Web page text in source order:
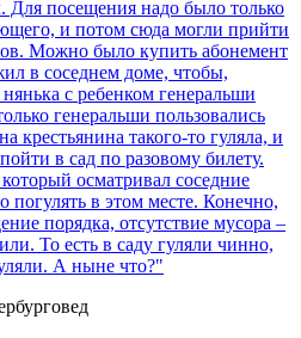
Для посещения надо было только
и потом сюда могли прийти
Можно было купить абонемент
в соседнем доме, чтобы,
с ребенком генеральши
генеральши пользовались
крестьянина такого-то гуляла, и
в сад по разовому билету.
осматривал соседние
погулять в этом месте. Конечно,
порядка, отсутствие мусора –
То есть в саду гуляли чинно,
А ныне что?"